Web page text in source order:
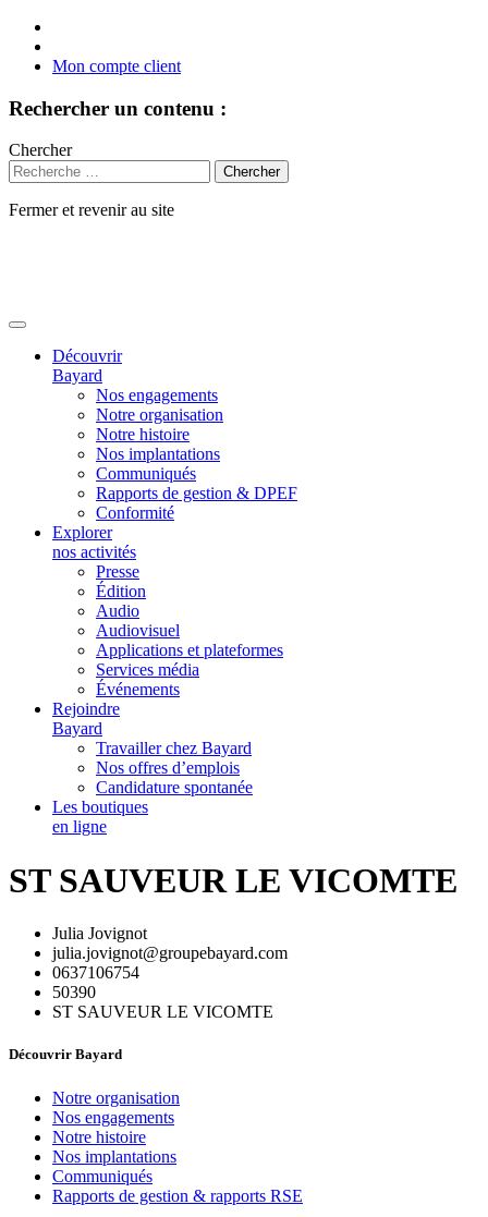
Mon compte client
Rechercher un contenu :
Chercher
Fermer et revenir au site
Découvrir
Bayard
Nos engagements
Notre organisation
Notre histoire
Nos implantations
Communiqués
Rapports de gestion & DPEF
Conformité
Explorer
nos activités
Presse
Édition
Audio
Audiovisuel
Applications et plateformes
Services média
Événements
Rejoindre
Bayard
Travailler chez Bayard
Nos offres d’emplois
Candidature spontanée
Les boutiques
en ligne
ST SAUVEUR LE VICOMTE
Julia Jovignot
julia.jovignot@groupebayard.com
0637106754
50390
ST SAUVEUR LE VICOMTE
Découvrir Bayard
Notre organisation
Nos engagements
Notre histoire
Nos implantations
Communiqués
Rapports de gestion & rapports RSE